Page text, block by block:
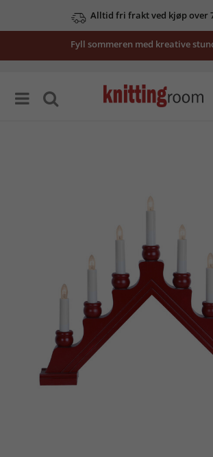
Alltid fri frakt ved kjøp over
Fyll sommeren med kreative